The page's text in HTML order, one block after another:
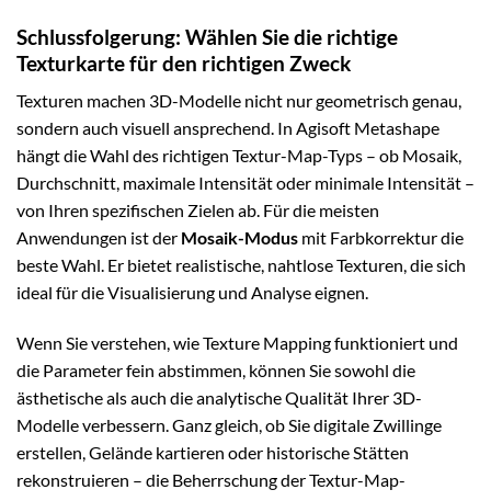
Schlussfolgerung: Wählen Sie die richtige
Texturkarte für den richtigen Zweck
Texturen machen 3D-Modelle nicht nur geometrisch genau,
sondern auch visuell ansprechend. In Agisoft Metashape
hängt die Wahl des richtigen Textur-Map-Typs – ob Mosaik,
Durchschnitt, maximale Intensitätoder minimale Intensität –
von Ihren spezifischen Zielen ab. Für die meisten
Anwendungen ist der Mosaik-Modus mit Farbkorrektur die
beste Wahl. Er bietet realistische, nahtlose Texturen, die sich
ideal für die Visualisierung und Analyse eignen.
Wenn Sie verstehen, wie Texture Mapping funktioniert und
die Parameter fein abstimmen, können Sie sowohl die
ästhetische als auch die analytische Qualität Ihrer 3D-
Modelle verbessern. Ganz gleich, ob Sie digitale Zwillinge
erstellen, Gelände kartieren oder historische Stätten
rekonstruieren – die Beherrschung der Textur-Map-